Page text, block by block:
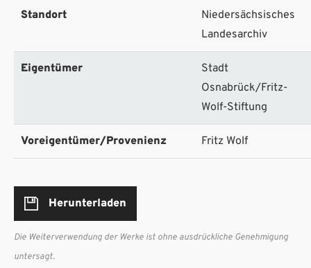
Standort
Niedersächsisches
Landesarchiv
Eigentümer
Stadt
Osnabrück/Fritz-
Wolf-Stiftung
Voreigentümer/Provenienz Fritz Wolf
Herunterladen
Die Weiterverwendung der Werke ist ohne ausdrückliche Genehmigung
untersagt.